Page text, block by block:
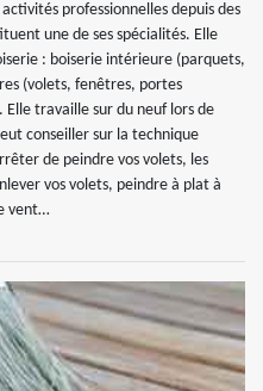
professionnelles depuis des
une de ses spécialités. Elle
: boiserie intérieure (parquets,
(volets, fenêtres, portes
travaille sur du neuf lors de
conseiller sur la technique
de peindre vos volets, les
vos volets, peindre à plat à
vent…